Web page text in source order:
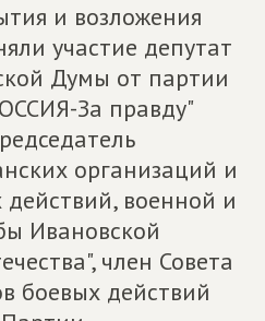
и возложения
участие депутат
Думы от партии
За правду"
организаций и
военной и
Ивановской
член Совета
боевых действий